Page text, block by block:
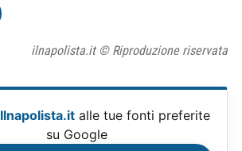
ilnapolista.it © Riproduzione riservata
Ilnapolista.it alle tue fonti preferite
su Google